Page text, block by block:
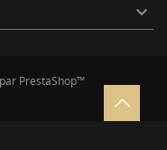

PrestaShop™